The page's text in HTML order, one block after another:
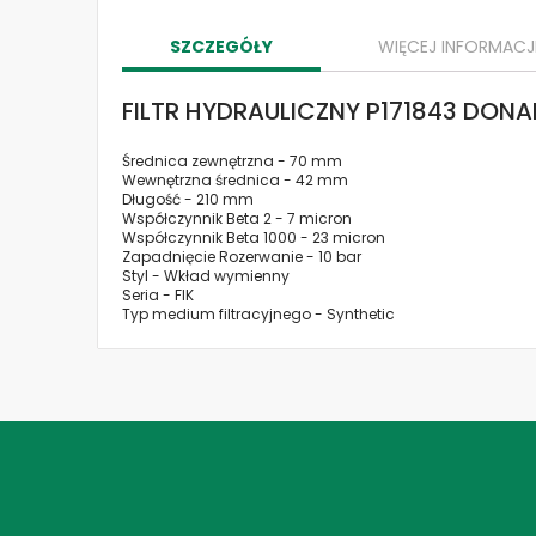
SZCZEGÓŁY
FILTR HYDRAULICZNY P171843
Średnica zewnętrzna - 70 mm
Wewnętrzna średnica - 42 mm
Długość - 210 mm
Współczynnik Beta 2 - 7 micron
Współczynnik Beta 1000 - 23 micron
Zapadnięcie Rozerwanie - 10 bar
Styl - Wkład wymienny
Seria - FIK
Typ medium filtracyjnego - Synthetic
WIĘCEJ INFORMACJI